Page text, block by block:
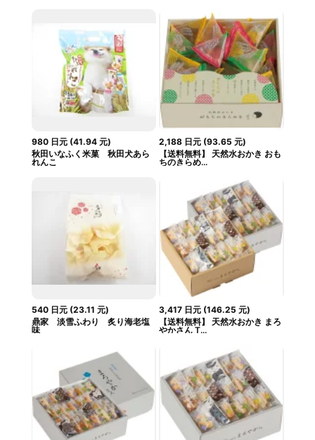
980 日元(41.94 元)
秋田いなふく米菓 秋田犬あら
れんこ
2,188 日元 (93.65 元)
【送料無料】 天然水おかき おも
ちのきらめ...
540 日元(23.11 元)
鼎家 淡雪ふわり 炙り海老塩
味
3,417 日元 (146.25 元)
【送料無料】 天然水おかき まろ
やかさん T...